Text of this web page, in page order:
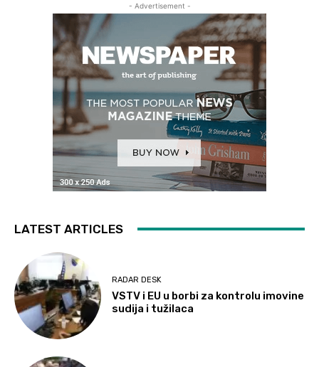
- Advertisement -
LATEST ARTICLES
RADAR DESK
VSTV i EU u borbi za kontrolu imovine
sudija i tužilaca